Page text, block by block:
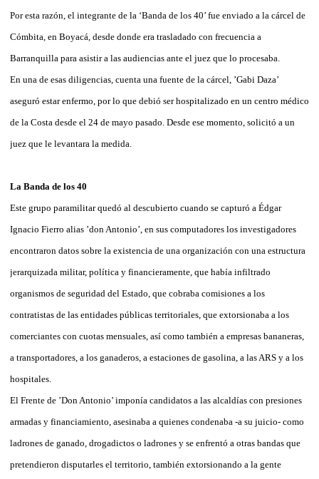
Por esta razón, el integrante de la ‘Banda de los 40’ fue enviado a la cárcel de
Cómbita, en Boyacá, desde donde era trasladado con frecuencia a
Barranquilla para asistir a las audiencias ante el juez que lo procesaba.
En una de esas diligencias, cuenta una fuente de la cárcel, ’Gabi Daza’
aseguró estar enfermo, por lo que debió ser hospitalizado en un centro médico
de la Costa desde el 24 de mayo pasado. Desde ese momento, solicitó a un
juez que le levantara la medida.
La Banda de los 40
Este grupo paramilitar quedó al descubierto cuando se capturó a Édgar
Ignacio Fierro alias ’don Antonio’, en sus computadores los investigadores
encontraron datos sobre la existencia de una organización con una estructura
jerarquizada militar, política y financieramente, que había infiltrado
organismos de seguridad del Estado, que cobraba comisiones a los
contratistas de las entidades públicas territoriales, que extorsionaba a los
comerciantes con cuotas mensuales, así como también a empresas bananeras,
a transportadores, a los ganaderos, a estaciones de gasolina, a las ARS y a los
hospitales.
El Frente de ’Don Antonio’ imponía candidatos a las alcaldías con presiones
armadas y financiamiento, asesinaba a quienes condenaba -a su juicio- como
ladrones de ganado, drogadictos o ladrones y se enfrentó a otras bandas que
pretendieron disputarles el territorio, también extorsionando a la gente